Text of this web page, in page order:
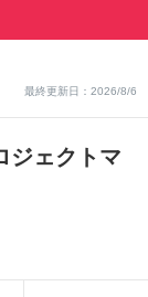
最終更新日：2026/8/6
ジェクトマ